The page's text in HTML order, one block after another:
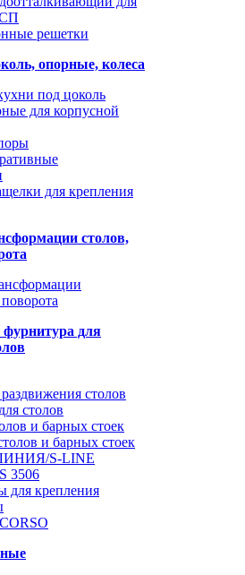
решетки
опорные, колеса
под цоколь
для корпусной
для крепления
столов,
для
столов
столов
и барных стоек
и барных стоек
S-LINE
3506
для крепления